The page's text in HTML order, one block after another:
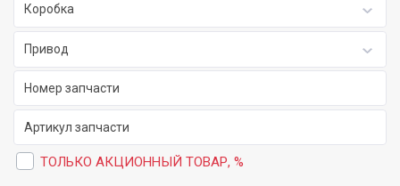
Коробка
Привод
ТОЛЬКО АКЦИОННЫЙ ТОВАР, %